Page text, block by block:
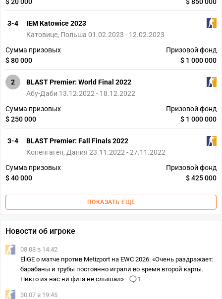
3-4
IEM Katowice 2023
Катовице, Польша 01.02.2023 - 12.02.2023
Сумма призовых
$ 80 000
Призовой фонд
$ 1 000 000
2
BLAST Premier: World Final 2022
Абу-Даби 13.12.2022 - 18.12.2022
Сумма призовых
$ 250 000
Призовой фонд
$ 1 000 000
3-4
BLAST Premier: Fall Finals 2022
Копенгаген, Дания 23.11.2022 - 27.11.2022
Сумма призовых
$ 40 000
Призовой фонд
$ 425 000
ПОКАЗАТЬ ЕЩЕ
Новости об игроке
08.08 в 14:42
EliGE о матче против Metizport на EWC 2026: «Очень раздражает:
барабаны и трубы постоянно играли во время второй карты.
Никто из нас ни фига не слышал»
1
30.07 в 19:45